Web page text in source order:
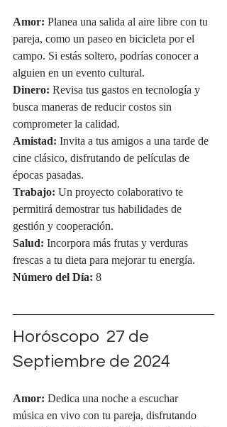
Amor: Planea una salida al aire libre con tu
pareja, como un paseo en bicicleta por el
campo. Si estás soltero, podrías conocer a
alguien en un evento cultural.
Dinero: Revisa tus gastos en tecnología y
busca maneras de reducir costos sin
comprometer la calidad.
Amistad: Invita a tus amigos a una tarde de
cine clásico, disfrutando de películas de
épocas pasadas.
Trabajo: Un proyecto colaborativo te
permitirá demostrar tus habilidades de
gestión y cooperación.
Salud: Incorpora más frutas y verduras
frescas a tu dieta para mejorar tu energía.
Número del Día: 8
Horóscopo  27 de
Septiembre de 2024
Amor: Dedica una noche a escuchar
música en vivo con tu pareja, disfrutando